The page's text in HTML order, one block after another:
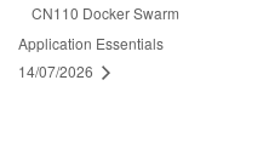
CN110 Docker Swarm
Application Essentials
14/07/2026